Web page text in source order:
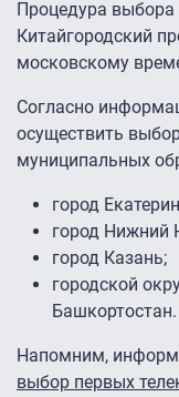
Процедура выбора
Китайгородский
московскому
Согласно
осуществить
муниципальных
город
город Нижний
город Казань;
городской
Башкортостан.
Напомним,
выбор первых